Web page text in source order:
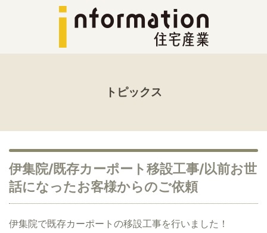
トピックス
伊集院/既存カーポート移設工事/以前お世
話になったお客様からのご依頼
伊集院で既存カーポートの移設工事を行いました！